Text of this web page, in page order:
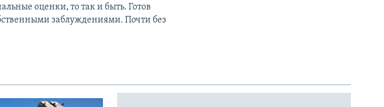
оценки, то так и быть. Готов
заблуждениями. Почти без